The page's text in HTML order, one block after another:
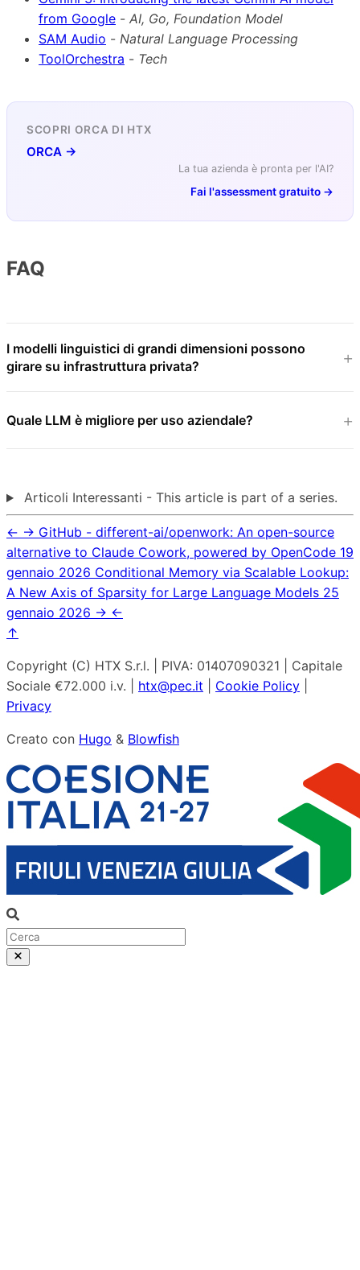
from Google - AI, Go, Foundation Model
SAM Audio - Natural Language Processing
ToolOrchestra - Tech
SCOPRI ORCA DI HTX
ORCA →
La tua azienda è pronta per l'AI?
Fai l'assessment gratuito →
FAQ
I modelli linguistici di grandi dimensioni possono
girare su infrastruttura privata?
Quale LLM è migliore per uso aziendale?
Articoli Interessanti - This article is part of a series.
← → GitHub - different-ai/openwork: An open-source
alternative to Claude Cowork, powered by OpenCode 19
gennaio 2026 Conditional Memory via Scalable Lookup:
A New Axis of Sparsity for Large Language Models 25
gennaio 2026 → ←
↑
Copyright (C) HTX S.r.l. | PIVA: 01407090321 | Capitale
Sociale €72.000 i.v. | htx@pec.it Cookie Policy
Privacy
Creato con Hugo & Blowfish